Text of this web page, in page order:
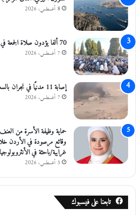
د
ي
ل
ع
ل
ى
ح
ك
و
ة
ج
ع
ح
ا
ن
8 أغسطس، 2026
70 ألفا يؤدون صلاة الجمعة في المسجد الأقصى
7 أغسطس، 2026
إصابة 11 مدنيًا في نجران بالسعودية جراء اعتداءات حوثية
7 أغسطس، 2026
حماية وظيفة الأسرة من العنف
غرايبة/باحثة في
5 أغسطس، 2026
تابعنا على فيسبوك